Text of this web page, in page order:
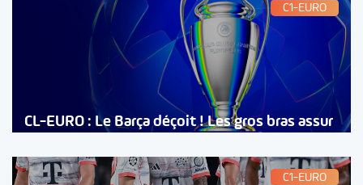
C1-EURO
CL-EURO : Le Barça déçoit ! Les gros bras assur
C1-EURO